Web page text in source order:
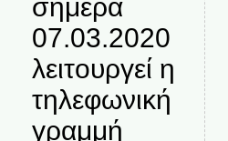
σήμερα
07.03.2020
λειτουργεί η
τηλεφωνική
γραμμή